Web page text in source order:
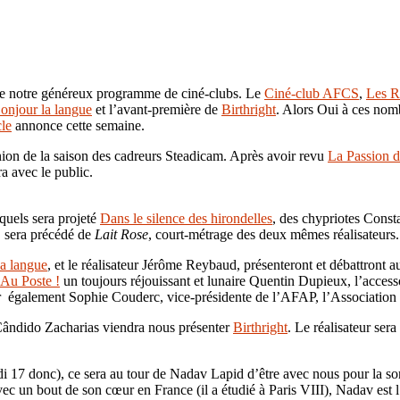
notre généreux programme de ciné-clubs. Le Ciné-club AFCS, Les
la langue et l’avant-première de Birthright. Alors Oui à ces
annonce cette semaine.
de la saison des cadreurs Steadicam. Après avoir revu La Passion
avec le public.
sera projeté Dans le silence des hirondelles, des chypriotes
précédé de Lait Rose, court-métrage des deux mêmes
langue, et le réalisateur Jérôme Reybaud, présenteront et
Au Poste ! un toujours réjouissant et lunaire Quentin Dupieux,
Sophie Couderc, vice-présidente de l’AFAP, l’Association
Zacharias viendra nous présenterBirthright. Le réalisateur
17 donc), ce sera au tour de Nadav Lapid d’être avec nous pour la
un bout de son cœur en France (il a étudié à Paris VIII), Nadav est